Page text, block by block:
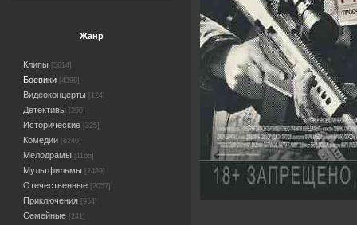
Жанр
Клипы [5614]
Боевики [4398]
Видеоконцерты [124]
Детективы [290]
Исторические [325]
Комедии [6240]
Мелодрамы [1166]
Мультфильмы [2489]
Отечественные [2057]
Приключения [954]
Семейные [241]